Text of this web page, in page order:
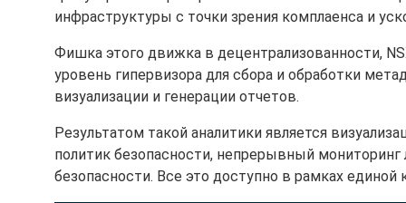
инфраструктуры с точки зрения комплаенса и
Фишка этого движка в децентрализованности,
уровень гипервизора для сбора и обработки
визуализации и генерации отчетов.
Результатом такой аналитики является
политик безопасности, непрерывный
безопасности. Все это доступно в рамках единой